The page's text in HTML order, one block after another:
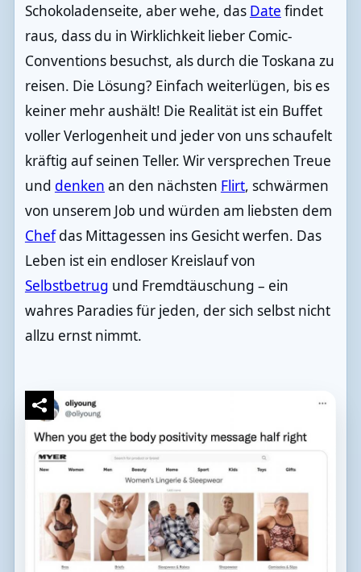
Schokoladenseite, aber wehe, das Date findet
raus, dass du in Wirklichkeit lieber Comic-
Conventions besuchst, als durch die Toskana zu
reisen. Die Lösung? Einfach weiterlügen, bis es
keiner mehr aushält! Die Realität ist ein Buffet
voller Verlogenheit und jeder von uns schaufelt
kräftig auf seinen Teller. Wir versprechen Treue
und denken an den nächsten Flirt, schwärmen
von unserem Job und würden am liebsten dem
Chefdas Mittagessen ins Gesicht werfen. Das
Leben ist ein endloser Kreislauf von
Selbstbetrug und Fremdtäuschung – ein
wahres Paradies für jeden, der sich selbst nicht
allzu ernst nimmt.